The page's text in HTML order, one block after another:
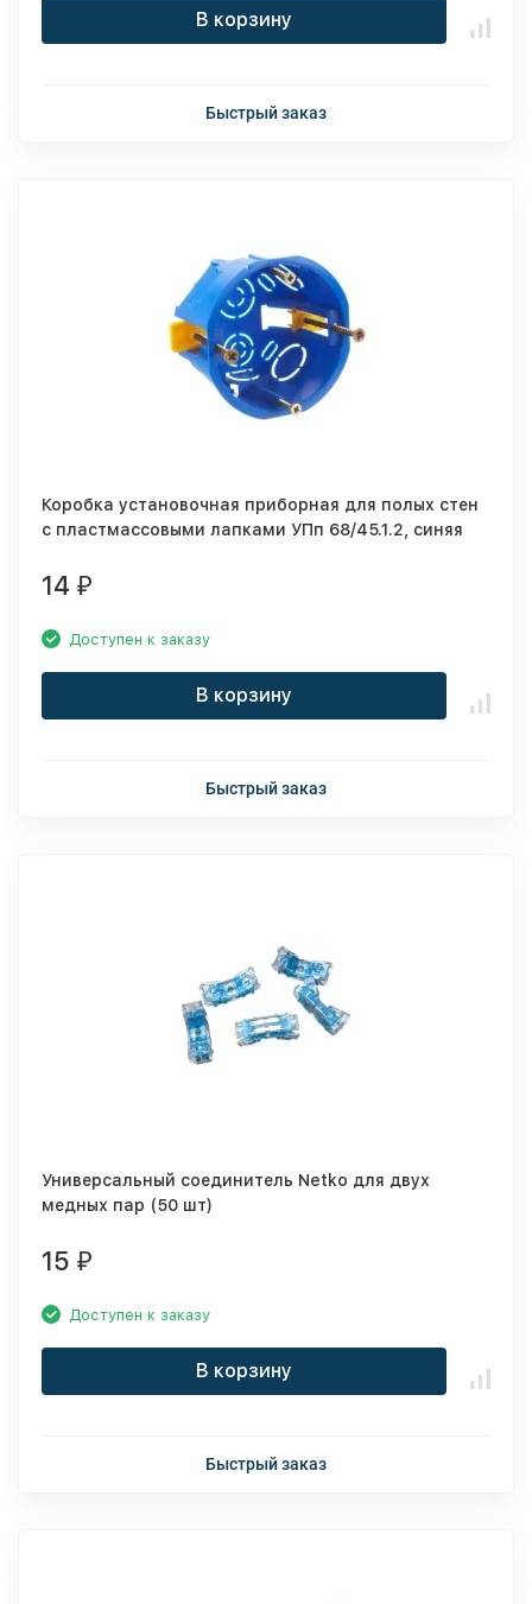
В корзину
Быстрый заказ
Коробка установочная приборная для полых стен
с пластмассовыми лапками УПп 68/45.1.2, синяя
14 ₽
Доступен к заказу
В корзину
Быстрый заказ
Универсальный соединитель Netko для двух
медных пар (50 шт)
15 ₽
Доступен к заказу
В корзину
Быстрый заказ